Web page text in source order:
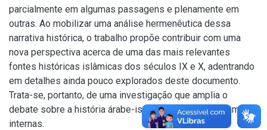
parcialmente em algumas passagens e plenamente em
outras. Ao mobilizar uma análise hermenêutica dessa
narrativa histórica, o trabalho propõe contribuir com uma
nova perspectiva acerca de uma das mais relevantes
fontes históricas islâmicas dos séculos IX e X, adentrando
em detalhes ainda pouco explorados deste documento.
Trata-se, portanto, de uma investigação que amplia o
debate sobre a história árabe-islâmica e as suas dinâmicas
internas.